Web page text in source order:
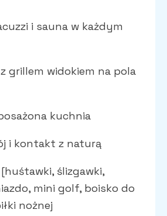
i sauna w każdym
grillem widokiem na pola
kuchnia
i kontakt z naturą
ślizgawki,
mini golf, boisko do
nożnej